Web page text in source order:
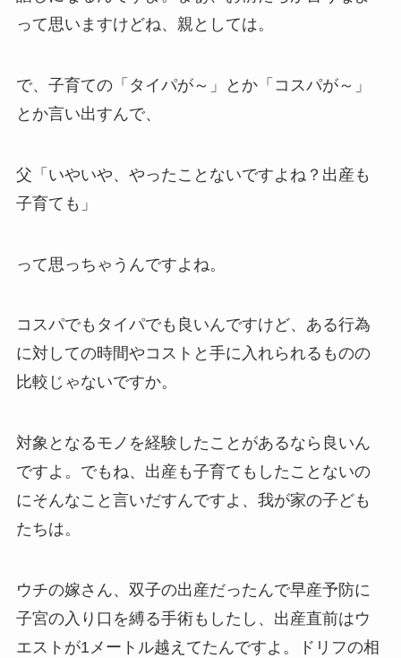
って思いますけどね、親としては。
で、子育ての「タイパが～」とか「コスパが～」
とか言い出すんで、
父「いやいや、やったことないですよね？出産も
子育ても」
って思っちゃうんですよね。
コスパでもタイパでも良いんですけど、ある行為
に対しての時間やコストと手に入れられるものの
比較じゃないですか。
対象となるモノを経験したことがあるなら良いん
ですよ。でもね、出産も子育てもしたことないの
にそんなこと言いだすんですよ、我が家の子ども
たちは。
ウチの嫁さん、双子の出産だったんで早産予防に
子宮の入り口を縛る手術もしたし、出産直前はウ
エストが1メートル越えてたんですよ。ドリフの相